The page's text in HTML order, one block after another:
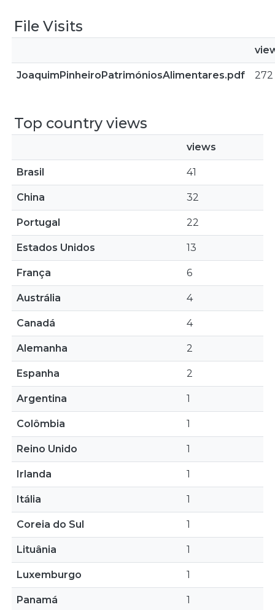
File Visits
JoaquimPinheiroPatrimóniosAlimentares.pdf 272
Top country views
views
Brasil 41
China 32
Portugal 22
Estados Unidos 13
França 6
Austrália 4
Canadá 4
Alemanha 2
Espanha 2
Argentina 1
Colômbia 1
Reino Unido 1
Irlanda 1
Itália 1
Coreia do Sul 1
Lituânia 1
Luxemburgo 1
Panamá 1